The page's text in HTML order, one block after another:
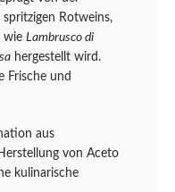
spritzigen Rotweins,
wie Lambrusco di
hergestellt wird.
Frische und
aus
von Aceto
kulinarische